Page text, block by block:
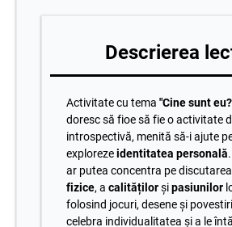
Descrierea
Activitate cu tema "Cine sunt
doresc să fioe să fie o activitate
introspectivă, menită să-i ajute
explorezeidentitatea personală
ar putea concentra pe discutarea
fizice, a calitățilorșipasiunilor
folosind jocuri, desene și
celebra individualitatea și a le